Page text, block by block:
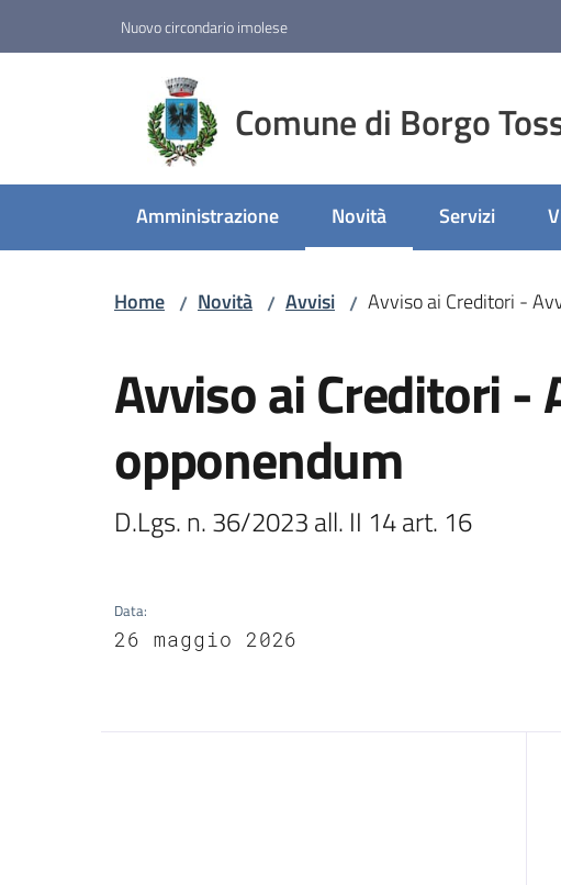
Nuovo circondario imolese
Comune di Borgo
Amministrazione Novità
Menu selezionato
Servizi
Home / Novità / Avvisi / Avviso ai Creditori -
Avviso ai Creditori -
opponendum
D.Lgs. n. 36/2023 all. II 14 art. 16
Data:
26 maggio 2026